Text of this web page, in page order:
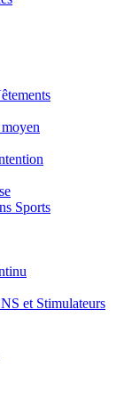
Sports
et Stimulateurs